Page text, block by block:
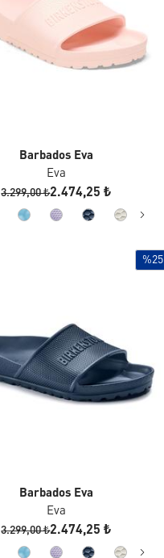
Barbados Eva
Eva
3.299,00 ₺2.474,25 ₺
%25
Barbados Eva
Eva
3.299,00 ₺2.474,25 ₺